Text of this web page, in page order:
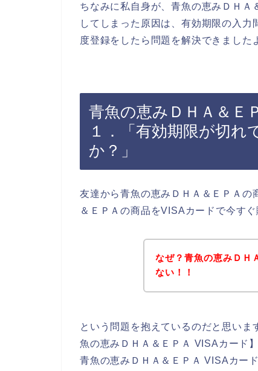
ちなみに私自身が、青魚の恵みＤＨ
してしまった原因は、有効期限の入
度登録をしたら問題を解決できました
青魚の恵みＤＨＡ＆Ｅ
１．「有効期限が切
か？」
友達から青魚の恵みＤＨＡ＆ＥＰＡの
＆ＥＰＡの商品をVISAカードで今す
なぜ？青魚の恵みＤＨ
ない！！
という問題を抱えているのだと思い
魚の恵みＤＨＡ＆ＥＰＡ VISAカード
青魚の恵みＤＨＡ＆ＥＰＡ VISAカー